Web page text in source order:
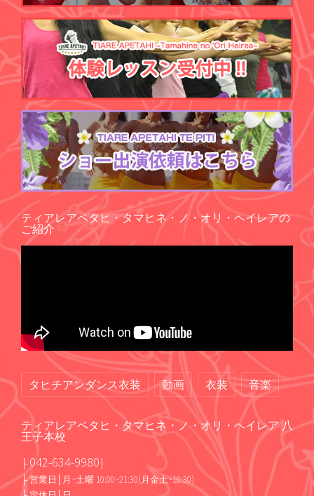
ティアレアペタヒ・タマヒネ・ノ・オリ・ヘイレアの
ご紹介
タヒチアンダンス衣装 動画 衣装 音楽
ティアレアペタヒ・タマヒネ・ノ・オリ・ヘイレア 八
王子本校
├042-634-9980
├ 営業日│月~土曜 10:00~21:30(月金土~16:30)